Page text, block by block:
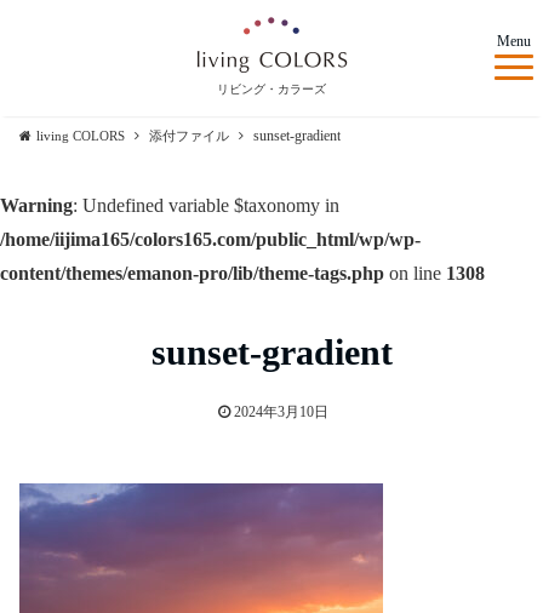
リビング・カラーズ
Menu
Warning: Undefined variable $taxonomy in
/home/iijima165/colors165.com/public_html/wp/wp-
content/themes/emanon-pro/lib/theme-tags.php on line 1308
living COLORS 添付ファイル sunset-gradient
sunset-gradient
2024年3月10日